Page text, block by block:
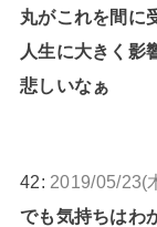
丸がこれを間に
人生に大きく影
悲しいなぁ
42: 2019/05/23(
でも気持ちはわ